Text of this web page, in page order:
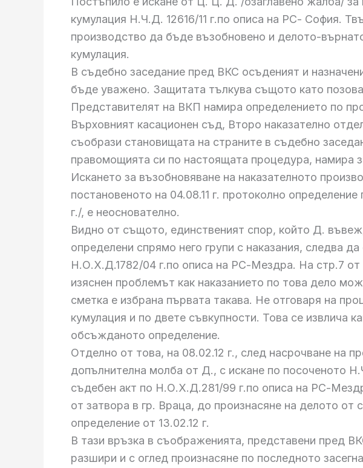
кумулация Н.Ч.Д. 12616/11 г.по описа на РС- София.
производство да бъде възобновено и делото-
кумулация.
В съдебно заседание пред ВКС осъденият и
бъде уважено. Защитата тълкува същото като
Представителят на ВКП намира определението по
Върховният касационен съд, Второ наказателно
съобрази становищата на страните в съдебно
правомощията си по настоящата процедура, намира
Искането за възобновяване на наказателното
постановеното на 04.08.11 г. протоколно
г./, е неоснователно.
Видно от същото, единственият спор, който Д.
определени спрямо него групи с наказания, следва
Н.О.Х.Д.1782/04 г.по описа на РС-Мездра. На стр.7
изяснен проблемът как наказанието по това дело
сметка е избрана първата такава. Не отговаря на
кумулация и по двете съвкупности. Това се извлича
обсъжданото определение.
Отделно от това, на 08.02.12 г., след насрочване на
допълнителна молба от Д., с искане по посоченото
съдебен акт по Н.О.Х.Д.281/99 г.по описа на РС-
от затвора в гр. Враца, до произнасяне на делото от
определение от 13.02.12 г.
В тази връзка в съображенията, представени пред
разшири и с оглед произнасяне по последното